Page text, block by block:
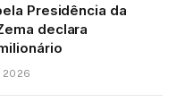
Presidência da
declara
2026